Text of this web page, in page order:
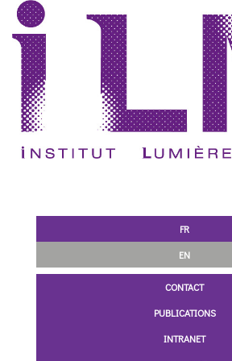
FR
EN
CONTACT
PUBLICATIONS
INTRANET